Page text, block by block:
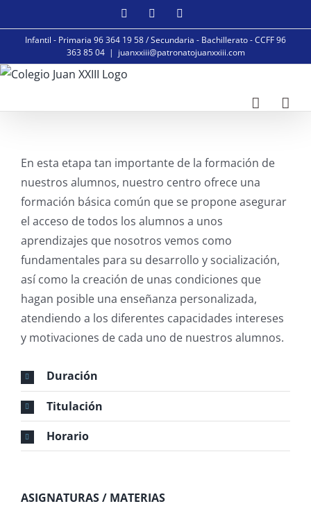
al
contenido
FacebookInstagram
Infantil - Primaria 96 364 19 58 / Secundaria - Bachillerato - CCFF 96
363 85 04 | juanxxiii@patronatojuanxxiii.com
En esta etapa tan importante de la formación de
nuestros alumnos, nuestro centro ofrece una
formación básica común que se propone asegurar
el acceso de todos los alumnos a unos
aprendizajes que nosotros vemos como
fundamentales para su desarrollo y socialización,
así como la creación de unas condiciones que
hagan posible una enseñanza personalizada,
atendiendo a los diferentes capacidades intereses
y motivaciones de cada uno de nuestros alumnos.
Duración
Titulación
Horario
ASIGNATURAS / MATERIAS